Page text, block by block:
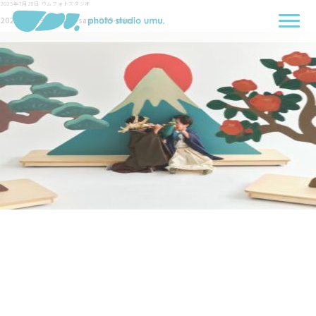
2025年7月28日 ウムフォトスタジオ
2025-07-19-Onishi-sama029-min